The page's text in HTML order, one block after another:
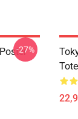
-27%